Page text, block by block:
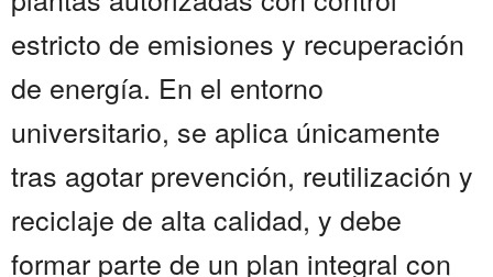
estricto de emisiones y recuperación
de energía. En el entorno
universitario, se aplica únicamente
tras agotar prevención, reutilización y
reciclaje de alta calidad, y debe
formar parte de un plan integral con